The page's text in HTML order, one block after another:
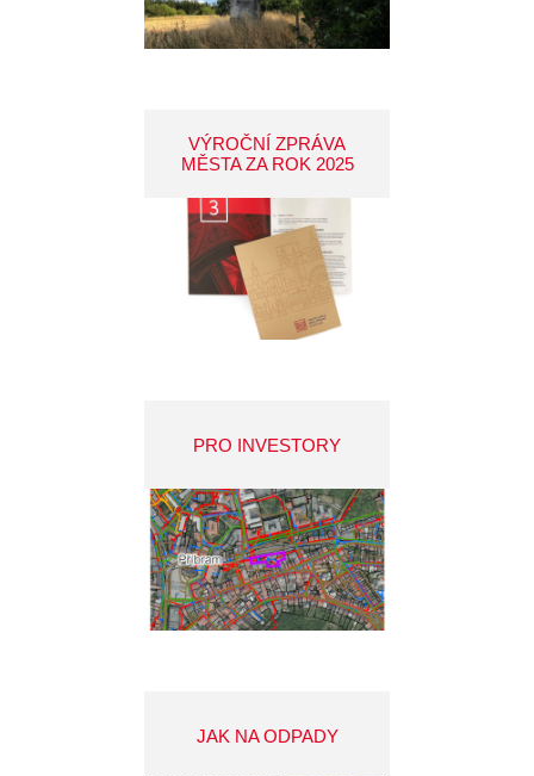
VÝROČNÍ ZPRÁVA
MĚSTA ZA ROK 2025
PRO INVESTORY
JAK NA ODPADY